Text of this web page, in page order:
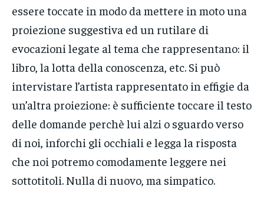
essere toccate in modo da mettere in moto una
proiezione suggestiva ed un rutilare di
evocazioni legate al tema che rappresentano: il
libro, la lotta della conoscenza, etc. Si può
intervistare l’artista rappresentato in effigie da
un’altra proiezione: è sufficiente toccare il testo
delle domande perchè lui alzi o sguardo verso
di noi, inforchi gli occhiali e legga la risposta
che noi potremo comodamente leggere nei
sottotitoli. Nulla di nuovo, ma simpatico.